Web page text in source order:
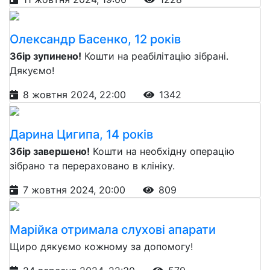
Олександр Басенко, 12 років
Збір зупинено! Кошти на реабілітацію зібрані.
Дякуємо!
8 жовтня 2024, 22:00
1342
Дарина Цигипа, 14 років
Збір завершено! Кошти на необхідну операцію
зібрано та перераховано в клініку.
7 жовтня 2024, 20:00
809
Марійка отримала слухові апарати
Щиро дякуємо кожному за допомогу!